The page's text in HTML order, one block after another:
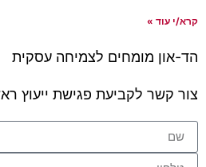
קרא/י עוד »
הד-און מומחים לצמיחה עסקית
צור קשר לקביעת פגישת ייעוץ